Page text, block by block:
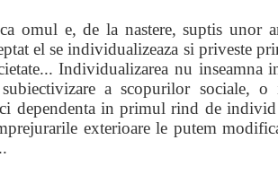
omul e, de la nastere, suptis unor
el se individualizeaza si priveste
Individualizarea nu inseamna
a scopurilor sociale,
dependenta in primul rind de
exterioare le putem